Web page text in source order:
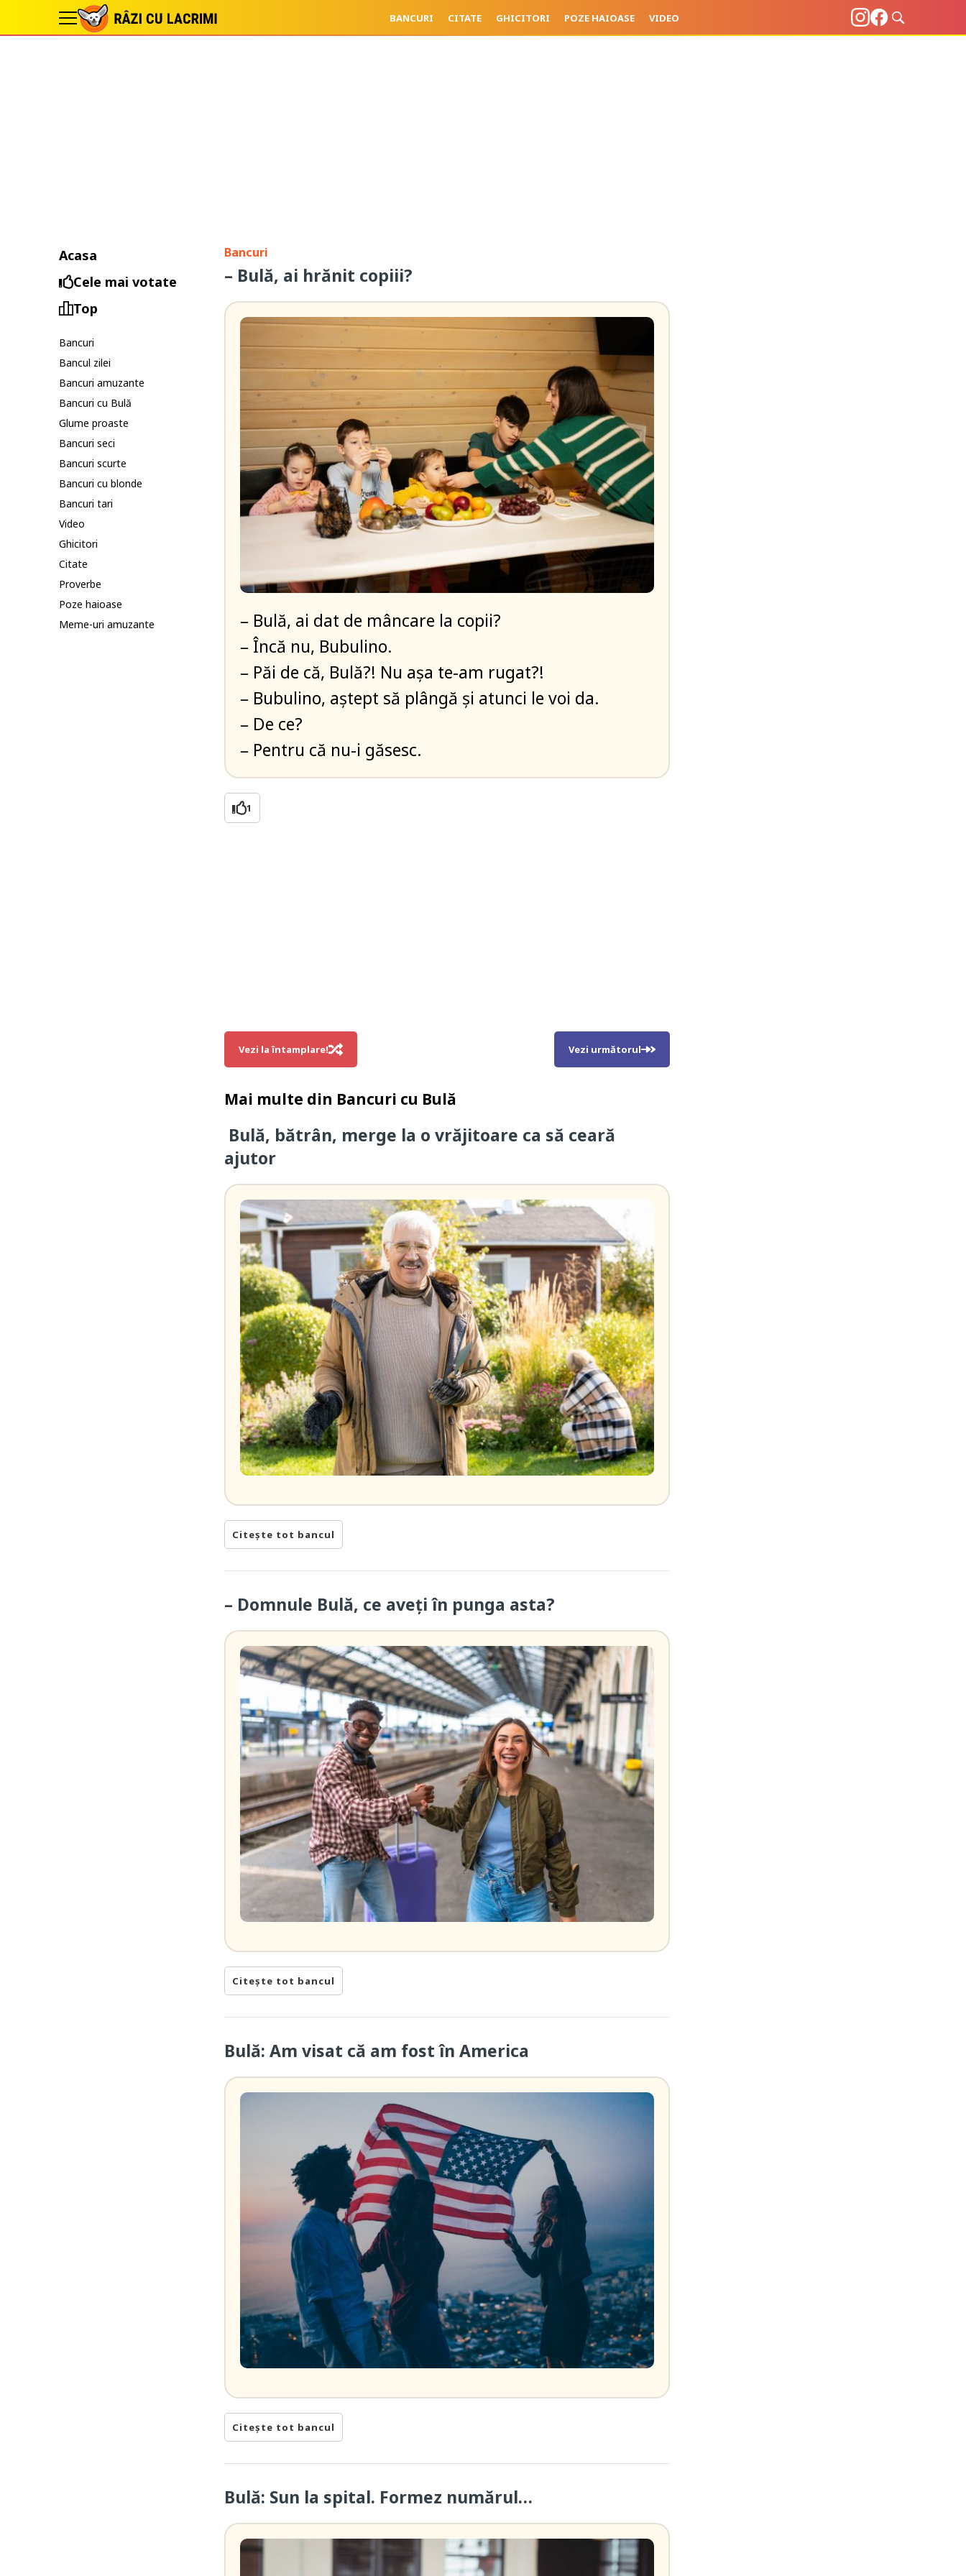
BANCURI CITATE GHICITORI POZE HAIOASE VIDEO
Acasa
Cele mai votate
Top
Bancuri
Bancul zilei
Bancuri amuzante
Bancuri cu Bulă
Glume proaste
Bancuri seci
Bancuri scurte
Bancuri cu blonde
Bancuri tari
Video
Ghicitori
Citate
Proverbe
Poze haioase
Meme-uri amuzante
Bancuri
– Bulă, ai hrănit copiii?
– Bulă, ai dat de mâncare la copii?
– Încă nu, Bubulino.
– Păi de că, Bulă?! Nu așa te-am rugat?!
– Bubulino, aștept să plângă și atunci le voi da.
– De ce?
– Pentru că nu-i găsesc.
1
Vezi la întamplare! Vezi următorul
Mai multe din Bancuri cu Bulă
Bulă, bătrân, merge la o vrăjitoare ca să ceară
ajutor
Citește tot bancul
– Domnule Bulă, ce aveți în punga asta?
Citește tot bancul
Bulă: Am visat că am fost în America
Citește tot bancul
Bulă: Sun la spital. Formez numărul…